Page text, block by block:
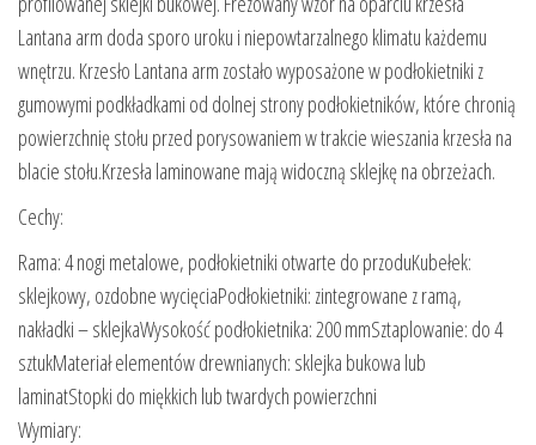
Lantana arm doda sporo uroku i niepowtarzalnego klimatu każdemu
wnętrzu. Krzesło Lantana arm zostało wyposażone w podłokietniki z
gumowymi podkładkami od dolnej strony podłokietników, które chronią
powierzchnię stołu przed porysowaniem w trakcie wieszania krzesła na
blacie stołu.Krzesła laminowane mają widoczną sklejkę na obrzeżach.
Cechy:
Rama: 4 nogi metalowe, podłokietniki otwarte do przoduKubełek:
sklejkowy, ozdobne wycięciaPodłokietniki: zintegrowane z ramą,
nakładki – sklejkaWysokość podłokietnika: 200 mmSztaplowanie: do 4
sztukMateriał elementów drewnianych: sklejka bukowa lub
laminatStopki do miękkich lub twardych powierzchni
Wymiary: